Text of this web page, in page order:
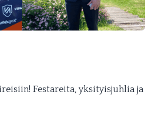
Festareita, yksityisjuhlia ja